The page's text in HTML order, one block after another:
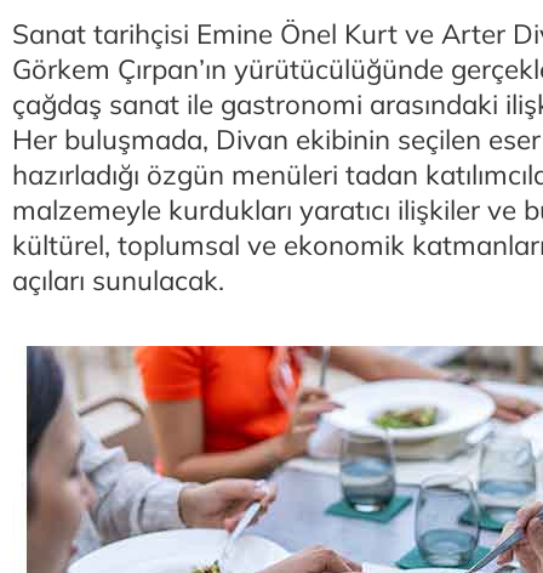
Sanat tarihçisi Emine Önel Kurt ve Arter
Görkem Çırpan’ın yürütücülüğünde
çağdaş sanat ile gastronomi arasındaki
Her buluşmada, Divan ekibinin seçilen
hazırladığı özgün menüleri tadan
malzemeyle kurdukları yaratıcı ilişkiler ve
kültürel, toplumsal ve ekonomik
açıları sunulacak.